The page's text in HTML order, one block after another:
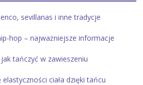
sevillanas i inne tradycje
hop – najważniejsze informacje
tańczyć w zawieszeniu
elastyczności ciała dzięki tańcu